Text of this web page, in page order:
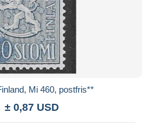
Mi 460, postfris**
± 0,87 USD